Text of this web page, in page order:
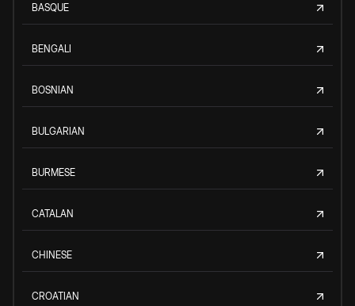
BASQUE
BENGALI
BOSNIAN
BULGARIAN
BURMESE
CATALAN
CHINESE
CROATIAN